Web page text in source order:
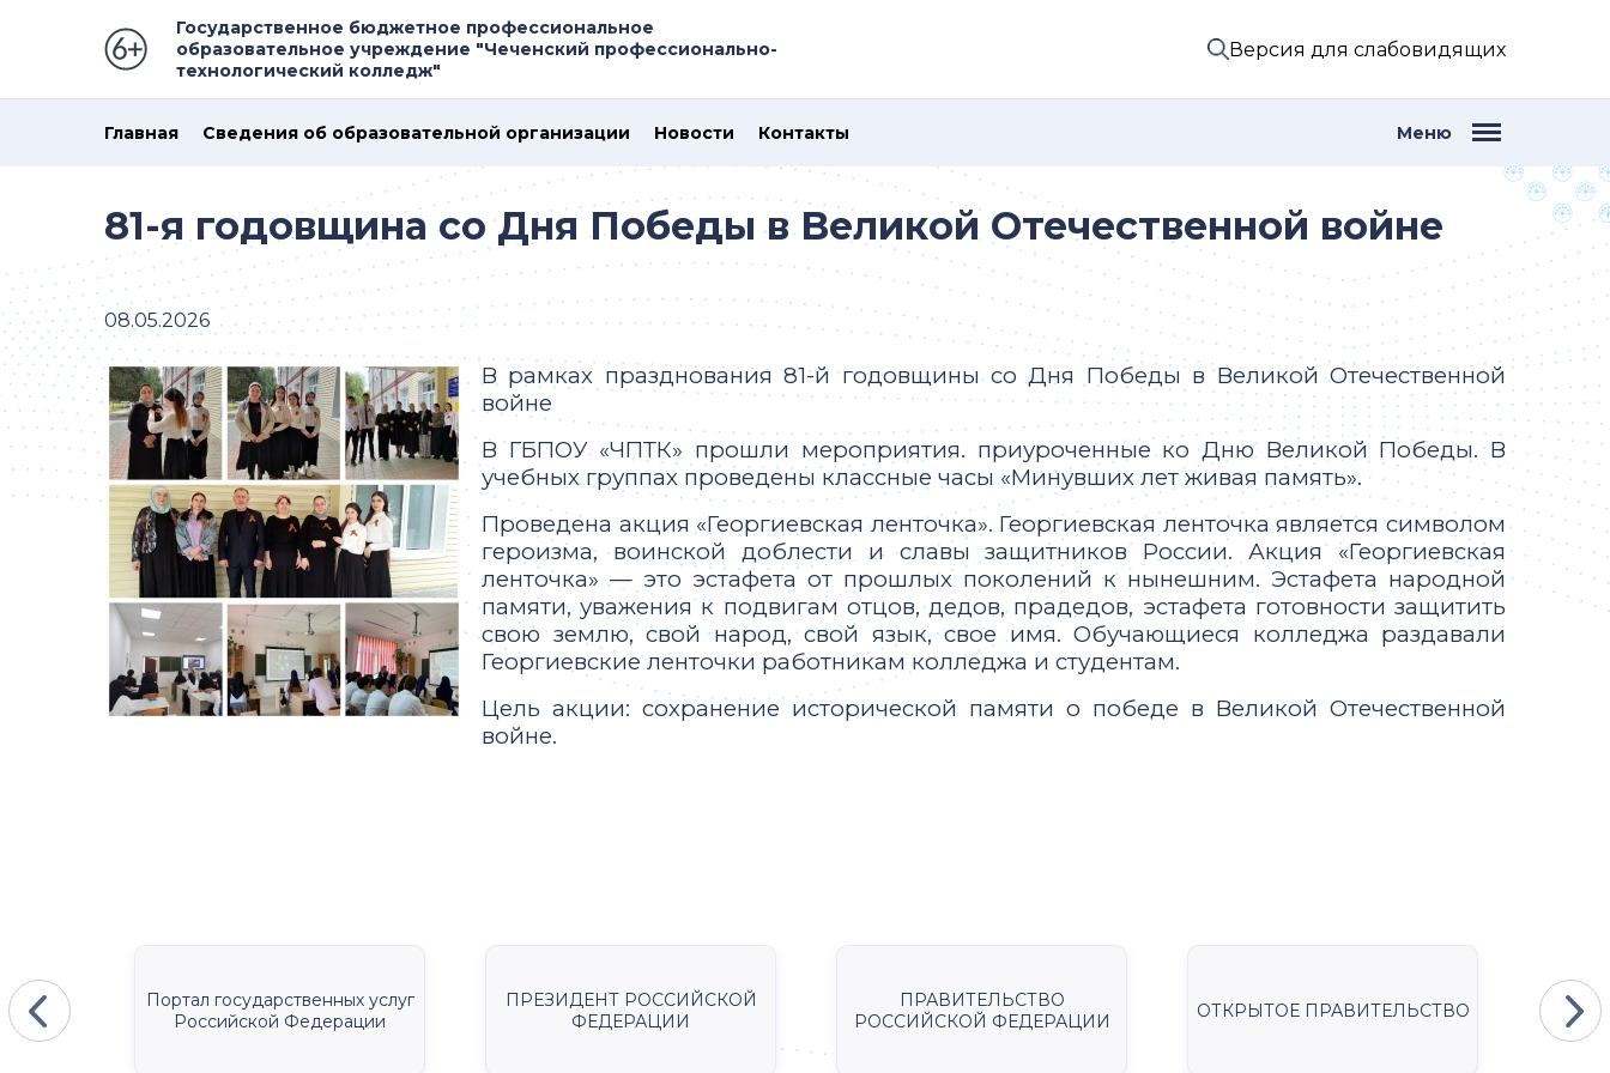
Государственное бюджетное профессиональное
образовательное учреждение "Чеченский профессионально-
технологический колледж"
Версия для слабовидящих
Главная Сведения об образовательной организации Новости Контакты Меню
81-я годовщина со Дня Победы в Великой Отечественной войне
08.05.2026
В рамках празднования 81-й годовщины со Дня Победы в Великой Отечественной
войне
В ГБПОУ «ЧПТК» прошли мероприятия. приуроченные ко Дню Великой Победы. В
учебных группах проведены классные часы «Минувших лет живая память».
Проведена акция «Георгиевская ленточка». Георгиевская ленточка является символом
героизма, воинской доблести и славы защитников России. Акция «Георгиевская
ленточка» — это эстафета от прошлых поколений к нынешним. Эстафета народной
памяти, уважения к подвигам отцов, дедов, прадедов, эстафета готовности защитить
свою землю, свой народ, свой язык, свое имя. Обучающиеся колледжа раздавали
Георгиевские ленточки работникам колледжа и студентам.
Цель акции: сохранение исторической памяти о победе в Великой Отечественной
войне.
Портал государственных услуг
Российской Федерации
ПРЕЗИДЕНТ РОССИЙСКОЙ
ФЕДЕРАЦИИ
ПРАВИТЕЛЬСТВО
РОССИЙСКОЙ ФЕДЕРАЦИИ
ОТКРЫТОЕ ПРАВИТЕЛЬСТВО